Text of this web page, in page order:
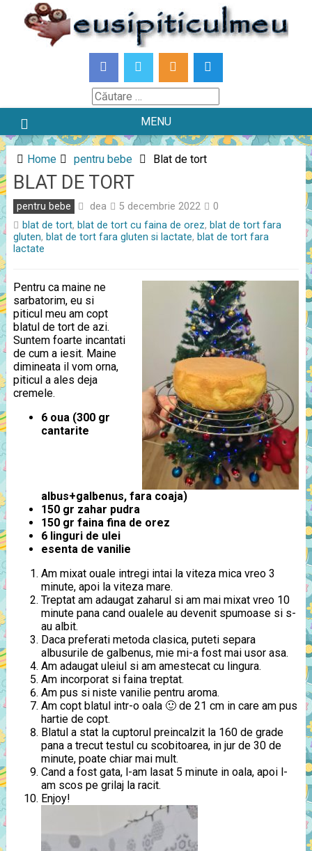
content
Căutare
MENU
Home pentru bebe Blat de tort
BLAT DE TORT
pentru bebe dea 5 decembrie 2022
0
blat de tort, blat de tort cu faina de orez, blat de tort fara
gluten, blat de tort fara gluten si lactate, blat de tort fara
lactate
Pentru ca maine ne
sarbatorim, eu si
piticul meu am copt
blatul de tort de azi.
Suntem foarte incantati
de cum a iesit. Maine
dimineata il vom orna,
piticul a ales deja
cremele.
6 oua (300 gr
cantarite
albus+galbenus, fara coaja)
150 gr zahar pudra
150 gr faina fina de orez
6 linguri de ulei
esenta de vanilie
Am mixat ouale intregi intai la viteza mica vreo 3
minute, apoi la viteza mare.
Treptat am adaugat zaharul si am mai mixat vreo 10
minute pana cand oualele au devenit spumoase si s-
au albit.
Daca preferati metoda clasica, puteti separa
albusurile de galbenus, mie mi-a fost mai usor asa.
Am adaugat uleiul si am amestecat cu lingura.
Am incorporat si faina treptat.
Am pus si niste vanilie pentru aroma.
Am copt blatul intr-o oala 🙂 de 21 cm in care am pus
hartie de copt.
Blatul a stat la cuptorul preincalzit la 160 de grade
pana a trecut testul cu scobitoarea, in jur de 30 de
minute, poate chiar mai mult.
Cand a fost gata, l-am lasat 5 minute in oala, apoi l-
am scos pe grilaj la racit.
Enjoy!